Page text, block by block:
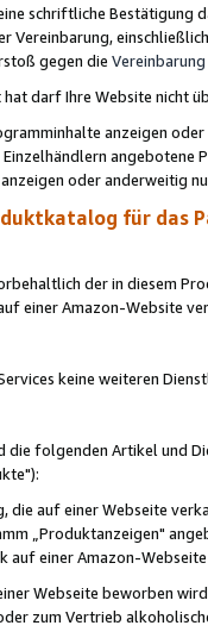
schriftliche
Vereinbarung,
gegen die Vereinbarung
darf Ihre Website nicht
anzeigen
oder anderweitig
für das
der in diesem
einer Amazon-Website
keine weiteren
die folgenden Artikel und
die auf einer Webseite
„Produktanzeigen"
auf einer Amazon-
Webseite beworben
zum Vertrieb